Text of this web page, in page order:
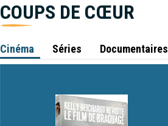
COUPS DE CŒUR
Cinéma Séries Documentaires
vignette interactive